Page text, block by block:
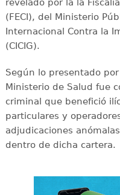
revelado por la la
(FECI), del Ministerio
Internacional Contra la
(CICIG).
Según lo presentado
Ministerio de Salud fue
criminal que benefició
particulares y
adjudicaciones
dentro de dicha cartera.